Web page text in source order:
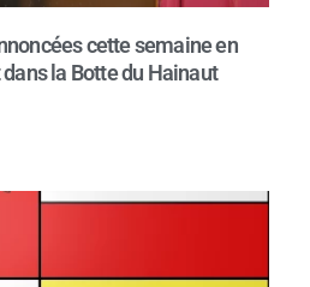
cette semaine en
la Botte du Hainaut